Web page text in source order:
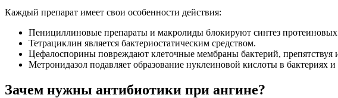
Каждый препарат имеет свои особенности действия:
Пенициллиновые препараты и макролиды блокируют синтез протеиновых
Тетрациклин является бактериостатическим средством.
Цефалоспорины повреждают клеточные мембраны бактерий, препятствуя
Метронидазол подавляет образование нуклеиновой кислоты в бактериях
Зачем нужны антибиотики при ангине?